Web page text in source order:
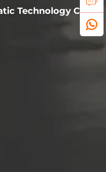
Technology Co.,